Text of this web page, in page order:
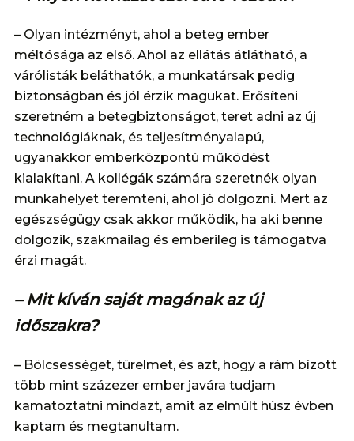
– Olyan intézményt, ahol a beteg ember
méltósága az első. Ahol az ellátás átlátható, a
várólisták beláthatók, a munkatársak pedig
biztonságban és jól érzik magukat. Erősíteni
szeretném a betegbiztonságot, teret adni az új
technológiáknak, és teljesítményalapú,
ugyanakkor emberközpontú működést
kialakítani. A kollégák számára szeretnék olyan
munkahelyet teremteni, ahol jó dolgozni. Mert az
egészségügy csak akkor működik, ha aki benne
dolgozik, szakmailag és emberileg is támogatva
érzi magát.
– Mit kíván saját magának az új
időszakra?
– Bölcsességet, türelmet, és azt, hogy a rám bízott
több mint százezer ember javára tudjam
kamatoztatni mindazt, amit az elmúlt húsz évben
kaptam és megtanultam.